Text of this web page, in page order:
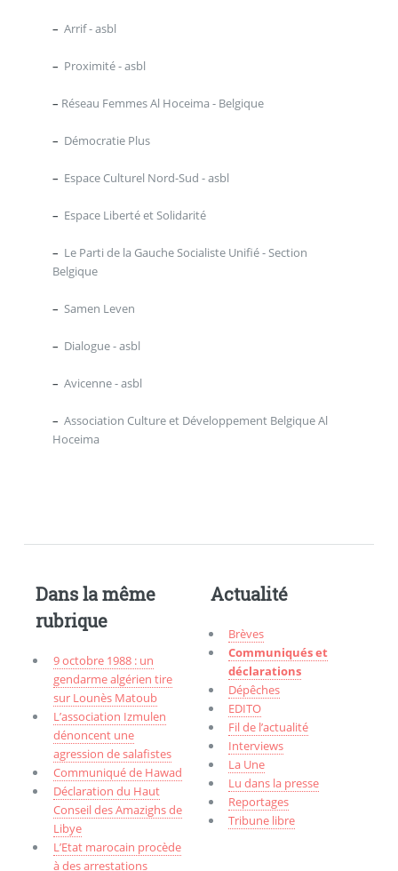
– Arrif - asbl
– Proximité - asbl
– Réseau Femmes Al Hoceima - Belgique
– Démocratie Plus
– Espace Culturel Nord-Sud - asbl
– Espace Liberté et Solidarité
– Le Parti de la Gauche Socialiste Unifié - Section
Belgique
– Samen Leven
– Dialogue - asbl
– Avicenne - asbl
– Association Culture et Développement Belgique Al
Hoceima
Dans la même
rubrique
9 octobre 1988 : un
gendarme algérien tire
sur Lounès Matoub
L’association Izmulen
dénoncent une
agression de salafistes
Communiqué de Hawad
Déclaration du Haut
Conseil des Amazighs de
Libye
L’Etat marocain procède
à des arrestations
Actualité
Brèves
Communiqués et
déclarations
Dépêches
EDITO
Fil de l’actualité
Interviews
La Une
Lu dans la presse
Reportages
Tribune libre